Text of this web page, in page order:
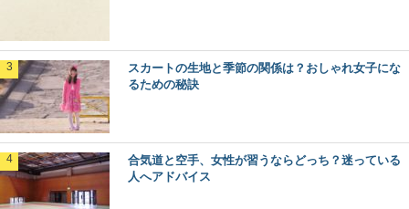
スカートの生地と季節の関係は？おしゃれ女子にな
るための秘訣
合気道と空手、女性が習うならどっち？迷っている
人へアドバイス